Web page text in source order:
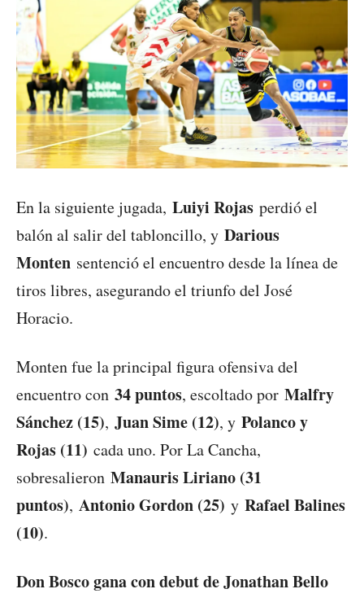
En la siguiente jugada, Luiyi Rojas perdió el
balón al salir del tabloncillo, y Darious
Monten sentenció el encuentro desde la línea de
tiros libres, asegurando el triunfo del José
Horacio.
Monten fue la principal figura ofensiva del
encuentro con 34 puntos, escoltado por Malfry
Sánchez (15), Juan Sime (12), y Polanco y
Rojas (11) cada uno. Por La Cancha,
sobresalieron Manauris Liriano (31
puntos), Antonio Gordon (25) y Rafael Balines
(10).
Don Bosco gana con debut de Jonathan Bello